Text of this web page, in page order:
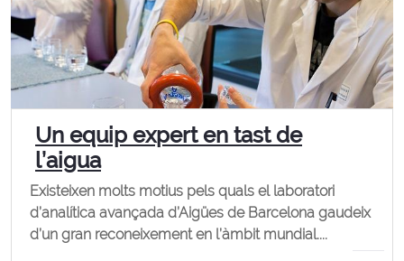
Un equip expert en tast de
l’aigua
Existeixen molts motius pels quals el laboratori
d’analítica avançada d’Aigües de Barcelona gaudeix
d’un gran reconeixement en l’àmbit mundial....